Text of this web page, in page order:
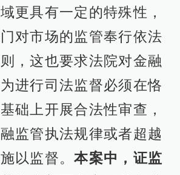
更具有一定的特殊性，
对市场的监管奉行依法
，这也要求法院对金融
进行司法监督必须在恪
础上开展合法性审查，
监管执法规律或者超越
以监督。本案中，证监